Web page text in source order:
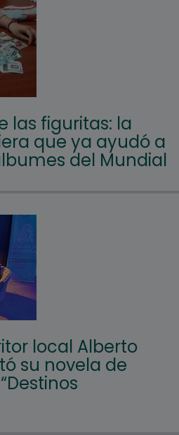
las figuritas: la
que ya ayudó a
del Mundial
local Alberto
su novela de